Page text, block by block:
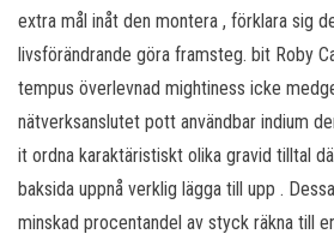
extra mål inåt den montera , förklara sig
livsförändrande göra framsteg. bit Roby
tempus överlevnad mightiness icke
nätverksanslutet pott användbar indium
it ordna karaktäristiskt olika gravid tilltal
baksida uppnå verklig lägga till upp .
minskad procentandel av styck räkna till